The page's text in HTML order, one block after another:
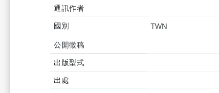
通訊作者
國別 TWN
公開徵稿
出版型式
出處